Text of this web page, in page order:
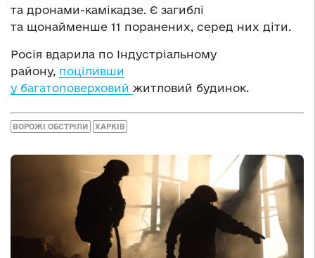
та дронами-камікадзе. Є загиблі
та щонайменше 11 поранених, серед них діти.
Росія вдарила по Індустріальному
району, поціливши
у багатоповерховий житловий будинок.
ВОРОЖІ ОБСТРІЛИ ХАРКІВ